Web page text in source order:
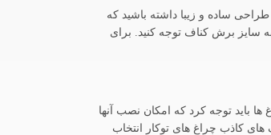
ساده و زیبا داشته باشید که
به سایز برش کناف توجه کنید. برای
توجه کرد که امکان نصب آنها
کاذب چراغ های توکار انتخاب